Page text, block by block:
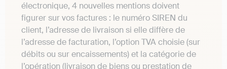
électronique, 4 nouvelles mentions doivent
figurer sur vos factures : le numéro SIREN du
client, l’adresse de livraison si elle diffère de
l’adresse de facturation, l’option TVA choisie (sur
débits ou sur encaissements) et la catégorie de
l’opération (livraison de biens ou prestation de